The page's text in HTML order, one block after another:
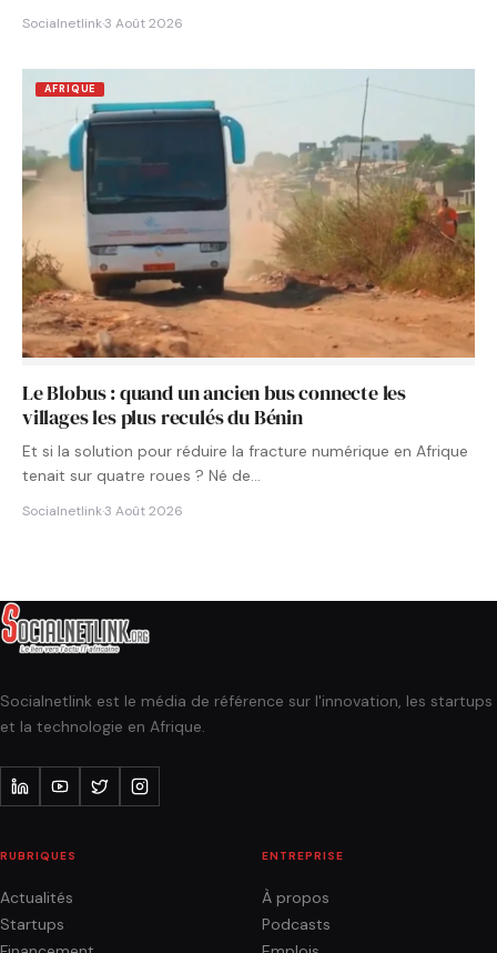
Socialnetlink·3 Août 2026
AFRIQUE
Le Blobus : quand un ancien bus connecte les
villages les plus reculés du Bénin
Et si la solution pour réduire la fracture numérique en Afrique
tenait sur quatre roues ? Né de…
Socialnetlink·3 Août 2026
Socialnetlink est le média de référence sur l'innovation, les startups
et la technologie en Afrique.
RUBRIQUES
Actualités
Startups
ENTREPRISE
À propos
Podcasts